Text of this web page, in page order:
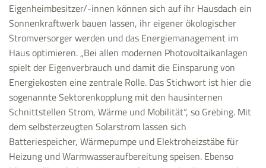
Eigenheimbesitzer/-innen können sich auf ihr Hausdach ein
Sonnenkraftwerk bauen lassen, ihr eigener ökologischer
Stromversorger werden und das Energiemanagement im
Haus optimieren. „Bei allen modernen Photovoltaikanlagen
spielt der Eigenverbrauch und damit die Einsparung von
Energiekosten eine zentrale Rolle. Das Stichwort ist hier die
sogenannte Sektorenkopplung mit den hausinternen
Schnittstellen Strom, Wärme und Mobilität“, so Grebing. Mit
dem selbsterzeugten Solarstrom lassen sich
Batteriespeicher, Wärmepumpe und Elektroheizstäbe für
Heizung und Warmwasseraufbereitung speisen. Ebenso